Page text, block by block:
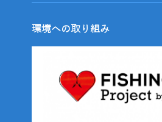
環境への取り組み